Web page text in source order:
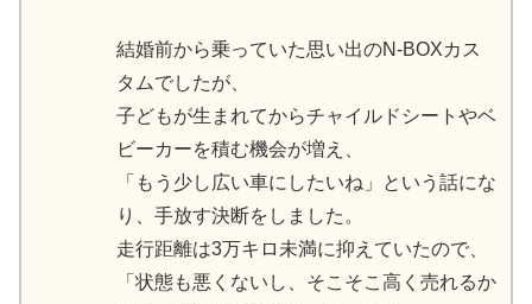
結婚前から乗っていた思い出のN-BOXカス
タムでしたが、
子どもが生まれてからチャイルドシートやベ
ビーカーを積む機会が増え、
「もう少し広い車にしたいね」という話にな
り、手放す決断をしました。
走行距離は3万キロ未満に抑えていたので、
「状態も悪くないし、そこそこ高く売れるか